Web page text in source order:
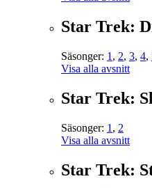
Star Trek:
Säsonger: 1 , 2, 3, 4,
Visa alla avsnitt
Star Trek:
Säsonger: 1 , 2
Visa alla avsnitt
Star Trek: